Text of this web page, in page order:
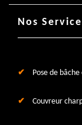
Nos
Pose de
Couvreur